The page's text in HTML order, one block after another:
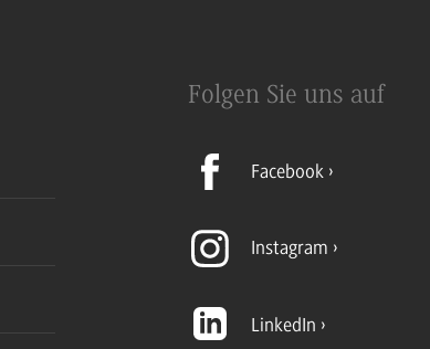
Folgen Sie uns auf
Facebook
Instagram
LinkedIn